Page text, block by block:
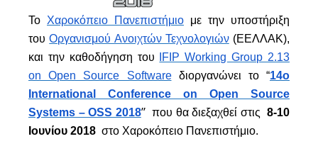
To Χαροκόπειο Πανεπιστήμιο με την υποστήριξη
τουΟργανισμού Ανοιχτών Τεχνολογιών (ΕΕΛΛΑΚ),
και την καθοδήγηση του
IFIP Working Group 2.13
on Open Source Software
διοργανώνει το “14ο
International Conference on Open Source
Systems – OSS 2018”που θα διεξαχθεί στις 8-10
Ιουνίου 2018 στο Χαροκόπειο Πανεπιστήμιο.